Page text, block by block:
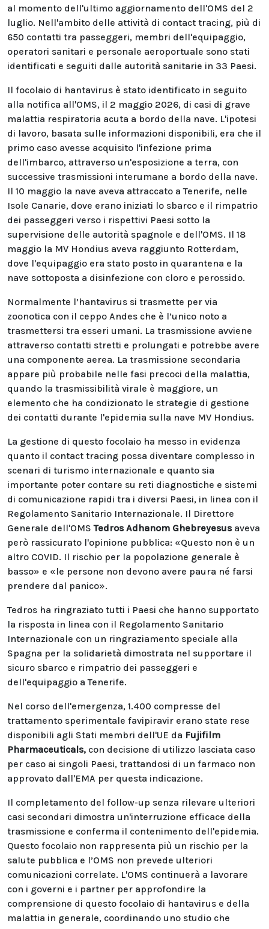
al momento dell'ultimo aggiornamento dell'OMS del 2
luglio. Nell'ambito delle attività di contact tracing, più di
650 contatti tra passeggeri, membri dell'equipaggio,
operatori sanitari e personale aeroportuale sono stati
identificati e seguiti dalle autorità sanitarie in 33 Paesi.
Il focolaio di hantavirus è stato identificato in seguito
alla notifica all'OMS, il 2 maggio 2026, di casi di grave
malattia respiratoria acuta a bordo della nave. L'ipotesi
di lavoro, basata sulle informazioni disponibili, era che il
primo caso avesse acquisito l'infezione prima
dell'imbarco, attraverso un'esposizione a terra, con
successive trasmissioni interumane a bordo della nave.
Il 10 maggio la nave aveva attraccato a Tenerife, nelle
Isole Canarie, dove erano iniziati lo sbarco e il rimpatrio
dei passeggeri verso i rispettivi Paesi sotto la
supervisione delle autorità spagnole e dell'OMS. Il 18
maggio la MV Hondius aveva raggiunto Rotterdam,
dove l'equipaggio era stato posto in quarantena e la
nave sottoposta a disinfezione con cloro e perossido.
Normalmente l’hantavirus si trasmette per via
zoonotica con il ceppo Andes che è l’unico noto a
trasmettersi tra esseri umani. La trasmissione avviene
attraverso contatti stretti e prolungati e potrebbe avere
una componente aerea. La trasmissione secondaria
appare più probabile nelle fasi precoci della malattia,
quando la trasmissibilità virale è maggiore, un
elemento che ha condizionato le strategie di gestione
dei contatti durante l'epidemia sulla nave MV Hondius.
La gestione di questo focolaio ha messo in evidenza
quanto il contact tracing possa diventare complesso in
scenari di turismo internazionale e quanto sia
importante poter contare su reti diagnostiche e sistemi
di comunicazione rapidi tra i diversi Paesi, in linea con il
Regolamento Sanitario Internazionale. Il Direttore
Generale dell'OMSTedros Adhanom Ghebreyesus aveva
però rassicurato l'opinione pubblica: «Questo non è un
altro COVID. Il rischio per la popolazione generale è
basso» e «le persone non devono avere paura né farsi
prendere dal panico».
Tedros ha ringraziato tutti i Paesi che hanno supportato
la risposta in linea con il Regolamento Sanitario
Internazionale con un ringraziamento speciale alla
Spagna per la solidarietà dimostrata nel supportare il
sicuro sbarco e rimpatrio dei passeggeri e
dell'equipaggio a Tenerife.
Nel corso dell'emergenza, 1.400 compresse del
trattamento sperimentale favipiravir erano state rese
disponibili agli Stati membri dell'UE da Fujifilm
Pharmaceuticals, con decisione di utilizzo lasciata caso
per caso ai singoli Paesi, trattandosi di un farmaco non
approvato dall'EMA per questa indicazione.
Il completamento del follow-up senza rilevare ulteriori
casi secondari dimostra un'interruzione efficace della
trasmissione e conferma il contenimento dell'epidemia.
Questo focolaio non rappresenta più un rischio per la
salute pubblica e l’OMS non prevede ulteriori
comunicazioni correlate. L'OMS continuerà a lavorare
con i governi e i partner per approfondire la
comprensione di questo focolaio di hantavirus e della
malattia in generale, coordinando uno studio che